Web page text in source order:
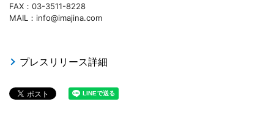
FAX：03-3511-8228
MAIL：info@imajina.com
プレスリリース詳細